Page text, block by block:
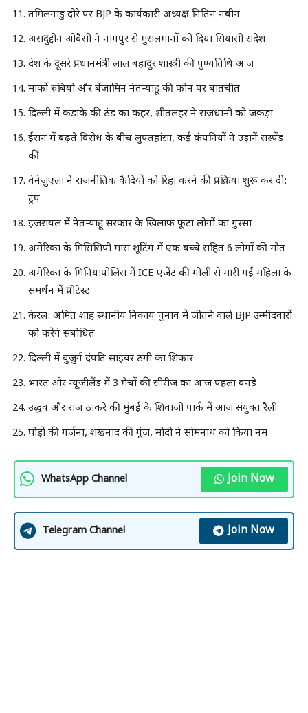
तमिलनाडु दौरे पर BJP के कार्यकारी अध्यक्ष नितिन नबीन
असदुद्दीन ओवैसी ने नागपुर से मुसलमानों को दिया सियासी संदेश
देश के दूसरे प्रधानमंत्री लाल बहादुर शास्त्री की पुण्यतिथि आज
मार्को रुबियो और बेंजामिन नेतन्याहू की फोन पर बातचीत
दिल्ली में कड़ाके की ठंड का कहर, शीतलहर ने राजधानी को जकड़ा
ईरान में बढ़ते विरोध के बीच लुफ्तहांसा, कई कंपनियों ने उड़ानें सस्पेंड
कीं
वेनेजुएला ने राजनीतिक कैदियों को रिहा करने की प्रक्रिया शुरू कर दी:
ट्रंप
इजरायल में नेतन्याहू सरकार के खिलाफ फूटा लोगों का गुस्सा
अमेरिका के मिसिसिपी मास शूटिंग में एक बच्चे सहित 6 लोगों की मौत
अमेरिका के मिनियापोलिस में ICE एजेंट की गोली से मारी गई महिला के
समर्थन में प्रोटेस्ट
केरल: अमित शाह स्थानीय निकाय चुनाव में जीतने वाले BJP उम्मीदवारों
को करेंगे संबोधित
दिल्ली में बुजुर्ग दंपति साइबर ठगी का शिकार
भारत और न्यूजीलैंड में 3 मैचों की सीरीज का आज पहला वनडे
उद्धव और राज ठाकरे की मुंबई के शिवाजी पार्क में आज संयुक्त रैली
घोड़ों की गर्जना, शंखनाद की गूंज, मोदी ने सोमनाथ को किया नम
WhatsApp Channel Join Now
Telegram Channel Join Now